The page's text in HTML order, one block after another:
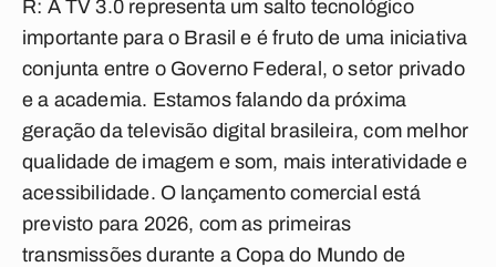
R: A TV 3.0 representa um salto tecnológico
importante para o Brasil e é fruto de uma iniciativa
conjunta entre o Governo Federal, o setor privado
e a academia. Estamos falando da próxima
geração da televisão digital brasileira, com melhor
qualidade de imagem e som, mais interatividade e
acessibilidade. O lançamento comercial está
previsto para 2026, com as primeiras
transmissões durante a Copa do Mundo de